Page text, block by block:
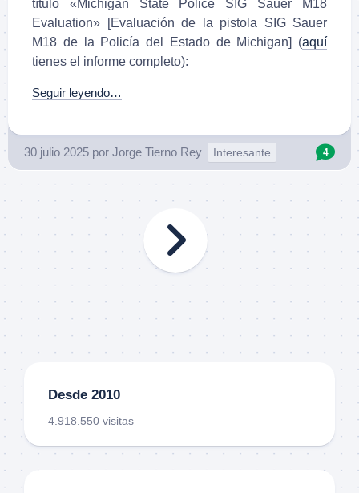
título «Michigan State Police SIG Sauer M18
Evaluation» [Evaluación de la pistola SIG Sauer
M18 de la Policía del Estado de Michigan] (aquí
tienes el informe completo):
Seguir leyendo…
30 julio 2025 por Jorge Tierno Rey Interesante 4
Desde 2010
4.918.550 visitas